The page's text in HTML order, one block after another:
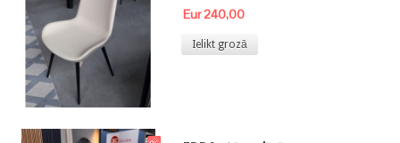
Eur 240,00
Ielikt grozā